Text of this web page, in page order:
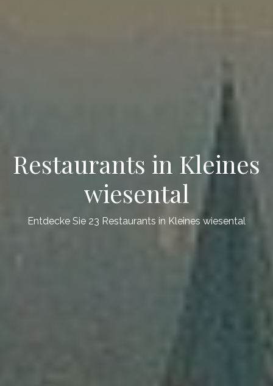
Restaurants in Kleines
wiesental
Entdecke Sie 23 Restaurants in Kleines wiesental